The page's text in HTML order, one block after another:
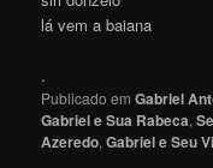
lá vem a baiana
.
Publicado em Gabriel
Gabriel e Sua Rabeca,
Azeredo,Gabriel e Seu